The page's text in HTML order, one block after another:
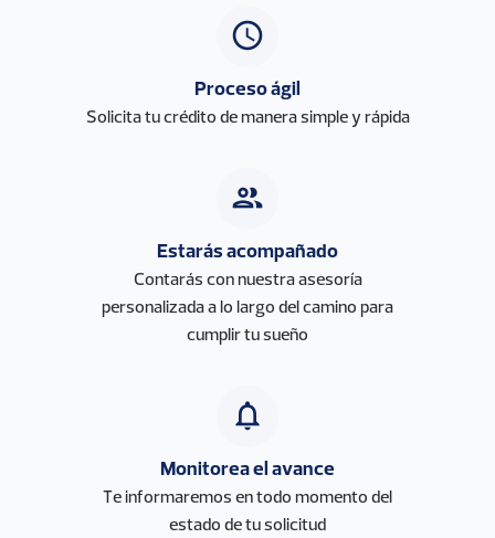
access_time
Proceso ágil
Solicita tu crédito de manera simple y rápida
people
Estarás acompañado
Contarás con nuestra asesoría
personalizada a lo largo del camino para
cumplir tu sueño
notifications
Monitorea el avance
Te informaremos en todo momento del
estado de tu solicitud